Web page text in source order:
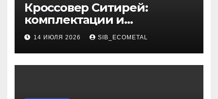
Кроссовер Ситирей:
комплектации и
характеристики
14 ИЮЛЯ 2026 SIB_ECOMETAL